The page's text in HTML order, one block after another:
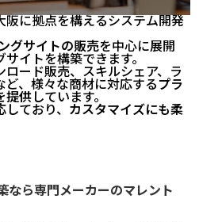
阪に拠点を構えるシステム開発
グサイトの販売を中心に展開
イトを構築できます。
ード販売、スキルシェア、ラ
、様々な商材に対応するプラ
提供しています。
しており、 カスタマイズにも柔
なら専門メーカーのマレント